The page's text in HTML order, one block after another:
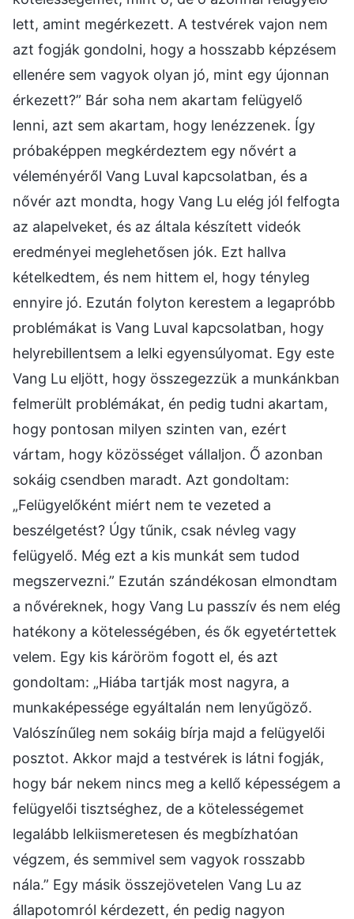
lett, amint megérkezett. A testvérek vajon nem
azt fogják gondolni, hogy a hosszabb képzésem
ellenére sem vagyok olyan jó, mint egy újonnan
érkezett?” Bár soha nem akartam felügyelő
lenni, azt sem akartam, hogy lenézzenek. Így
próbaképpen megkérdeztem egy nővért a
véleményéről Vang Luval kapcsolatban, és a
nővér azt mondta, hogy Vang Lu elég jól felfogta
az alapelveket, és az általa készített videók
eredményei meglehetősen jók. Ezt hallva
kételkedtem, és nem hittem el, hogy tényleg
ennyire jó. Ezután folyton kerestem a legapróbb
problémákat is Vang Luval kapcsolatban, hogy
helyrebillentsem a lelki egyensúlyomat. Egy este
Vang Lu eljött, hogy összegezzük a munkánkban
felmerült problémákat, én pedig tudni akartam,
hogy pontosan milyen szinten van, ezért
vártam, hogy közösséget vállaljon. Ő azonban
sokáig csendben maradt. Azt gondoltam:
„Felügyelőként miért nem te vezeted a
beszélgetést? Úgy tűnik, csak névleg vagy
felügyelő. Még ezt a kis munkát sem tudod
megszervezni.” Ezután szándékosan elmondtam
a nővéreknek, hogy Vang Lu passzív és nem elég
hatékony a kötelességében, és ők egyetértettek
velem. Egy kis káröröm fogott el, és azt
gondoltam: „Hiába tartják most nagyra, a
munkaképessége egyáltalán nem lenyűgöző.
Valószínűleg nem sokáig bírja majd a felügyelői
posztot. Akkor majd a testvérek is látni fogják,
hogy bár nekem nincs meg a kellő képességem a
felügyelői tisztséghez, de a kötelességemet
legalább lelkiismeretesen és megbízhatóan
végzem, és semmivel sem vagyok rosszabb
nála.” Egy másik összejövetelen Vang Lu az
állapotomról kérdezett, én pedig nagyon